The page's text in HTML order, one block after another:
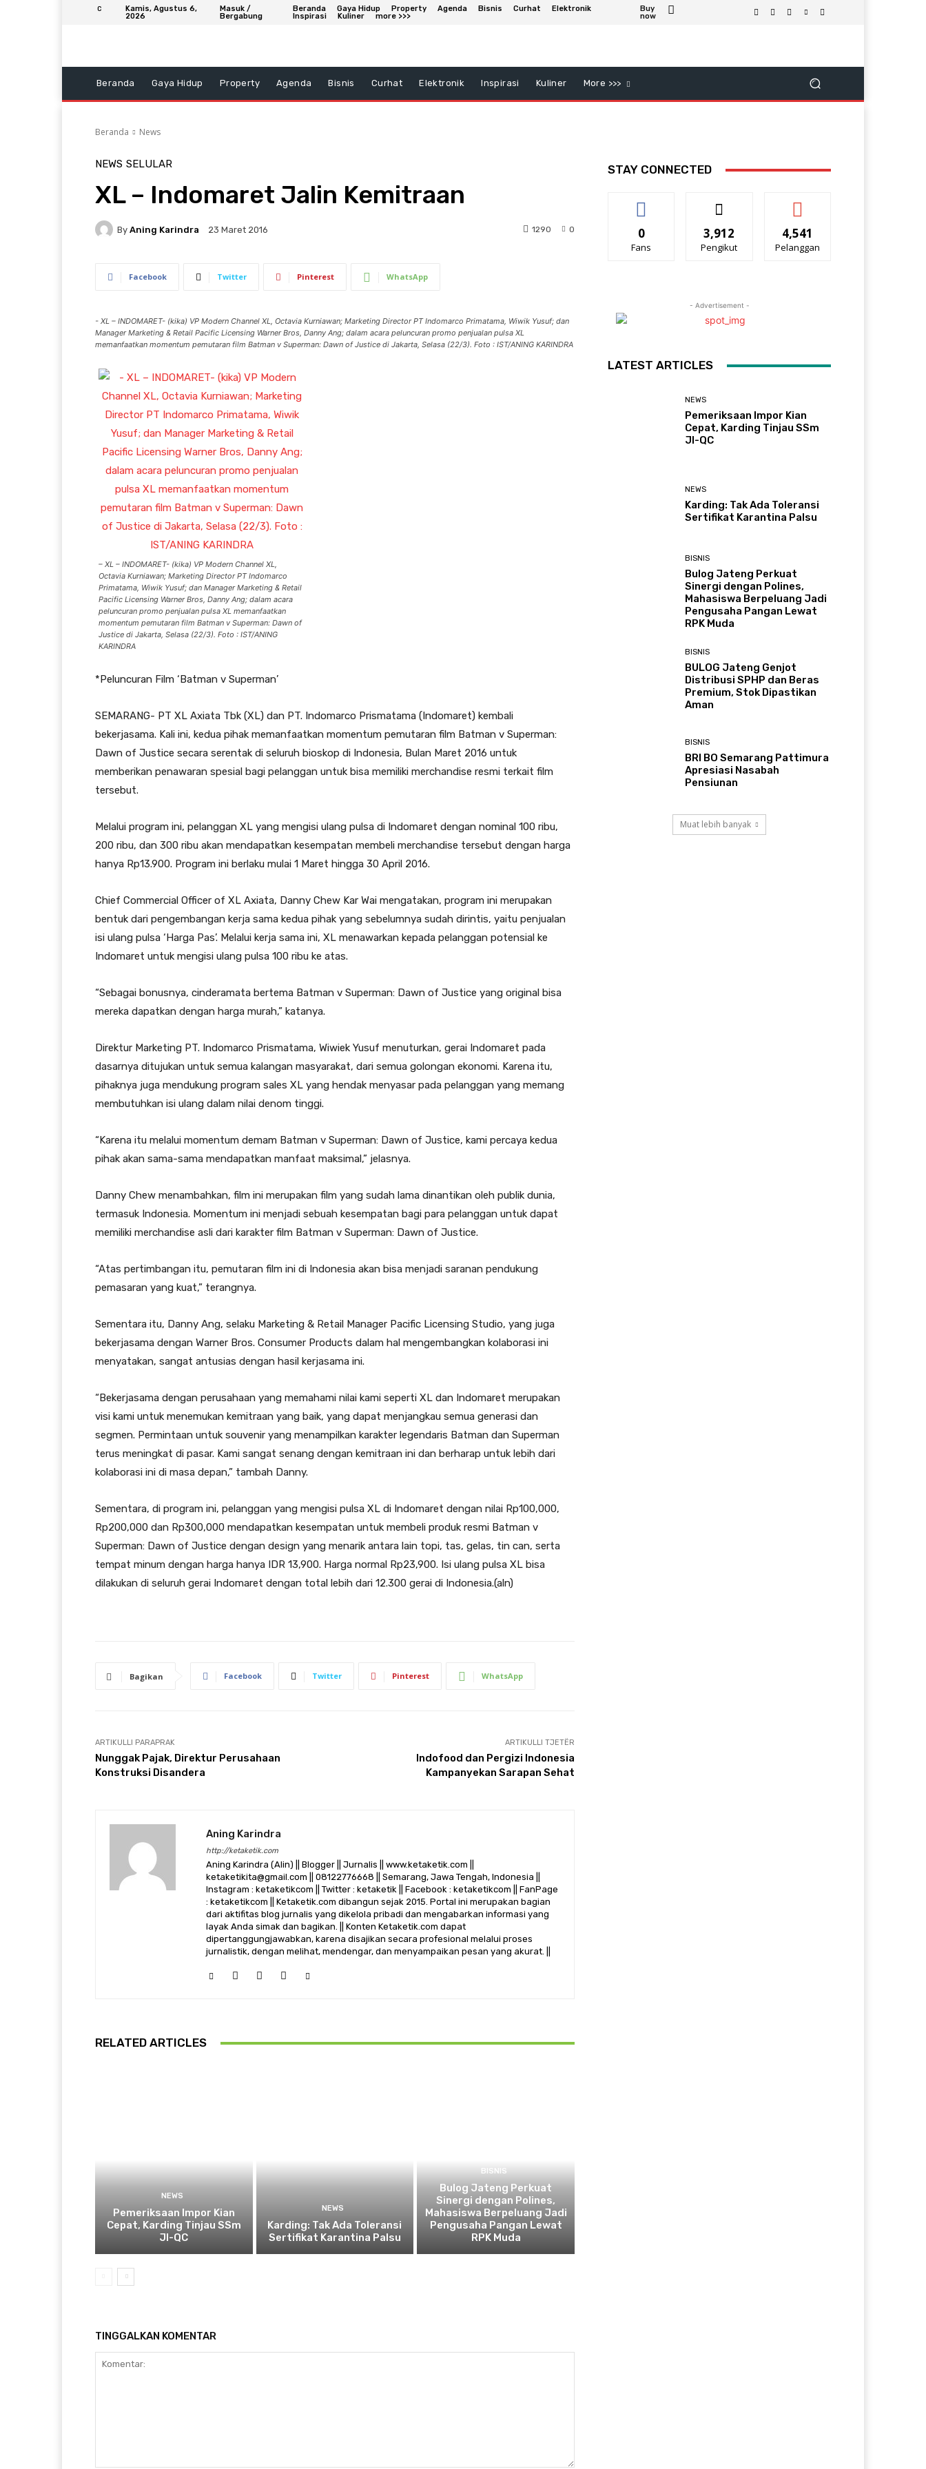
C
Kamis, Agustus 6,
2026
Masuk /
Bergabung
Beranda Gaya Hidup Property Agenda Bisnis Curhat
Elektronik
Inspirasi
Kuliner more >>>
Buy
now
Beranda Gaya Hidup Property Agenda Bisnis Curhat Elektronik Inspirasi Kuliner More >>>
Beranda News
NEWS SELULAR
XL – Indomaret Jalin Kemitraan
By Aning Karindra 23 Maret 2016 0
1290
Facebook Twitter Pinterest WhatsApp
- XL – INDOMARET- (kika) VP Modern Channel XL, Octavia Kurniawan; Marketing Director PT Indomarco Primatama, Wiwik Yusuf; dan
Manager Marketing & Retail Pacific Licensing Warner Bros, Danny Ang; dalam acara peluncuran promo penjualan pulsa XL
memanfaatkan momentum pemutaran film Batman v Superman: Dawn of Justice di Jakarta, Selasa (22/3). Foto : IST/ANING KARINDRA
– XL – INDOMARET- (kika) VP Modern Channel XL,
Octavia Kurniawan; Marketing Director PT Indomarco
Primatama, Wiwik Yusuf; dan Manager Marketing & Retail
Pacific Licensing Warner Bros, Danny Ang; dalam acara
peluncuran promo penjualan pulsa XL memanfaatkan
momentum pemutaran film Batman v Superman: Dawn of
Justice di Jakarta, Selasa (22/3). Foto : IST/ANING
KARINDRA
*Peluncuran Film ‘Batman v Superman’
SEMARANG- PT XL Axiata Tbk (XL) dan PT. Indomarco Prismatama (Indomaret) kembali
bekerjasama. Kali ini, kedua pihak memanfaatkan momentum pemutaran film Batman v Superman:
Dawn of Justice secara serentak di seluruh bioskop di Indonesia, Bulan Maret 2016 untuk
memberikan penawaran spesial bagi pelanggan untuk bisa memiliki merchandise resmi terkait film
tersebut.
Melalui program ini, pelanggan XL yang mengisi ulang pulsa di Indomaret dengan nominal 100 ribu,
200 ribu, dan 300 ribu akan mendapatkan kesempatan membeli merchandise tersebut dengan harga
hanya Rp13.900. Program ini berlaku mulai 1 Maret hingga 30 April 2016.
Chief Commercial Officer of XL Axiata, Danny Chew Kar Wai mengatakan, program ini merupakan
bentuk dari pengembangan kerja sama kedua pihak yang sebelumnya sudah dirintis, yaitu penjualan
isi ulang pulsa ‘Harga Pas’. Melalui kerja sama ini, XL menawarkan kepada pelanggan potensial ke
Indomaret untuk mengisi ulang pulsa 100 ribu ke atas.
“Sebagai bonusnya, cinderamata bertema Batman v Superman: Dawn of Justice yang original bisa
mereka dapatkan dengan harga murah,” katanya.
Direktur Marketing PT. Indomarco Prismatama, Wiwiek Yusuf menuturkan, gerai Indomaret pada
dasarnya ditujukan untuk semua kalangan masyarakat, dari semua golongan ekonomi. Karena itu,
pihaknya juga mendukung program sales XL yang hendak menyasar pada pelanggan yang memang
membutuhkan isi ulang dalam nilai denom tinggi.
“Karena itu melalui momentum demam Batman v Superman: Dawn of Justice, kami percaya kedua
pihak akan sama-sama mendapatkan manfaat maksimal,” jelasnya.
Danny Chew menambahkan, film ini merupakan film yang sudah lama dinantikan oleh publik dunia,
termasuk Indonesia. Momentum ini menjadi sebuah kesempatan bagi para pelanggan untuk dapat
memiliki merchandise asli dari karakter film Batman v Superman: Dawn of Justice.
“Atas pertimbangan itu, pemutaran film ini di Indonesia akan bisa menjadi saranan pendukung
pemasaran yang kuat,” terangnya.
Sementara itu, Danny Ang, selaku Marketing & Retail Manager Pacific Licensing Studio, yang juga
bekerjasama dengan Warner Bros. Consumer Products dalam hal mengembangkan kolaborasi ini
menyatakan, sangat antusias dengan hasil kerjasama ini.
“Bekerjasama dengan perusahaan yang memahami nilai kami seperti XL dan Indomaret merupakan
visi kami untuk menemukan kemitraan yang baik, yang dapat menjangkau semua generasi dan
segmen. Permintaan untuk souvenir yang menampilkan karakter legendaris Batman dan Superman
terus meningkat di pasar. Kami sangat senang dengan kemitraan ini dan berharap untuk lebih dari
kolaborasi ini di masa depan,” tambah Danny.
Sementara, di program ini, pelanggan yang mengisi pulsa XL di Indomaret dengan nilai Rp100,000,
Rp200,000 dan Rp300,000 mendapatkan kesempatan untuk membeli produk resmi Batman v
Superman: Dawn of Justice dengan design yang menarik antara lain topi, tas, gelas, tin can, serta
tempat minum dengan harga hanya IDR 13,900. Harga normal Rp23,900. Isi ulang pulsa XL bisa
dilakukan di seluruh gerai Indomaret dengan total lebih dari 12.300 gerai di Indonesia.(aln)
Bagikan Facebook Twitter Pinterest WhatsApp
ARTIKULLI PARAPRAK
Nunggak Pajak, Direktur Perusahaan
Konstruksi Disandera
ARTIKULLI TJETËR
Indofood dan Pergizi Indonesia
Kampanyekan Sarapan Sehat
Aning Karindra
http://ketaketik.com
Aning Karindra (Alin) || Blogger || Jurnalis || www.ketaketik.com ||
ketaketikita@gmail.com || 08122776668 || Semarang, Jawa Tengah, Indonesia ||
Instagram : ketaketikcom || Twitter : ketaketik || Facebook : ketaketikcom || FanPage
: ketaketikcom || Ketaketik.com dibangun sejak 2015. Portal ini merupakan bagian
dari aktifitas blog jurnalis yang dikelola pribadi dan mengabarkan informasi yang
layak Anda simak dan bagikan. || Konten Ketaketik.com dapat
dipertanggungjawabkan, karena disajikan secara profesional melalui proses
jurnalistik, dengan melihat, mendengar, dan menyampaikan pesan yang akurat. ||
RELATED ARTICLES
NEWS
Pemeriksaan Impor Kian
Cepat, Karding Tinjau SSm
JI-QC
NEWS
Karding: Tak Ada Toleransi
Sertifikat Karantina Palsu
BISNIS
Bulog Jateng Perkuat
Sinergi dengan Polines,
Mahasiswa Berpeluang Jadi
Pengusaha Pangan Lewat
RPK Muda
TINGGALKAN KOMENTAR
STAY CONNECTED
0
Fans
3,912
Pengikut
4,541
Pelanggan
- Advertisement -
LATEST ARTICLES
NEWS
Pemeriksaan Impor Kian
Cepat, Karding Tinjau SSm
JI-QC
NEWS
Karding: Tak Ada Toleransi
Sertifikat Karantina Palsu
BISNIS
Bulog Jateng Perkuat
Sinergi dengan Polines,
Mahasiswa Berpeluang Jadi
Pengusaha Pangan Lewat
RPK Muda
BISNIS
BULOG Jateng Genjot
Distribusi SPHP dan Beras
Premium, Stok Dipastikan
Aman
BISNIS
BRI BO Semarang Pattimura
Apresiasi Nasabah
Pensiunan
Muat lebih banyak